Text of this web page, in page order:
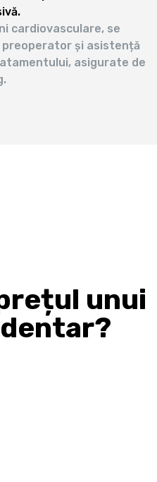
cardiovasculare, se
și asistență
asigurate de
unui
în funcție de tipul